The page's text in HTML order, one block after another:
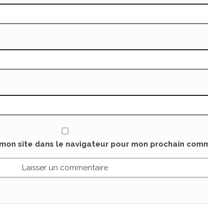
site dans le navigateur pour mon prochain